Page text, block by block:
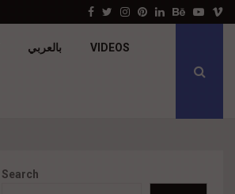
جولدن تاون تبدأ أعمال الإنشاءات بمشروع «GT… Facebook
Twitter
Instagram
Pinterest
LinkedinBehance
بالعربي VIDEOS
Search